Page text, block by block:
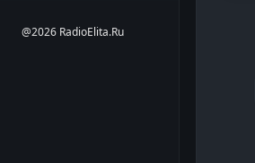
@2026 RadioElita.Ru